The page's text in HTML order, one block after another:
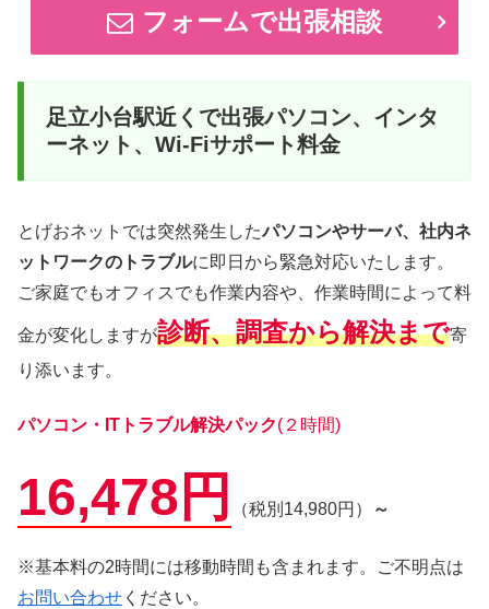
フォームで出張相談
足立小台駅近くで出張パソコン、インタ
ーネット、Wi-Fiサポート料金
とげおネットでは突然発生したパソコンやサーバ、社内ネ
ットワークのトラブルに即日から緊急対応いたします。
ご家庭でもオフィスでも作業内容や、作業時間によって料
金が変化しますが診断、調査から解決まで寄
り添います。
パソコン・ITトラブル解決パック(２時間)
16,478円 （税別14,980円） ～
※基本料の2時間には移動時間も含まれます。ご不明点は
お問い合わせ ください。